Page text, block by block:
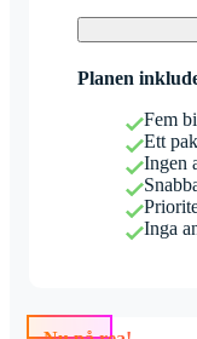
Planen
Fem
Ett
Ingen
Inga
Nu på rea!